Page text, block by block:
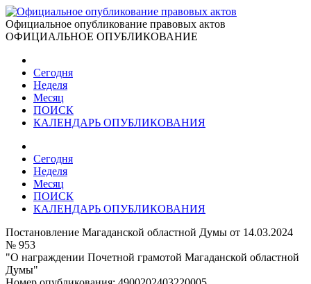
Официальное опубликование правовых актов
ОФИЦИАЛЬНОЕ ОПУБЛИКОВАНИЕ
Сегодня
Неделя
Месяц
ПОИСК
КАЛЕНДАРЬ ОПУБЛИКОВАНИЯ
Сегодня
Неделя
Месяц
ПОИСК
КАЛЕНДАРЬ ОПУБЛИКОВАНИЯ
Постановление Магаданской областной Думы от 14.03.2024
№ 953
"О награждении Почетной грамотой Магаданской областной
Думы"